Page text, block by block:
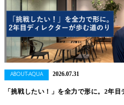
ABOUT-AQUA 2026.07.31
「挑戦したい！」を全力で形に。2年